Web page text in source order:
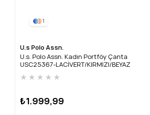
1
U.s Polo Assn.
U.s. Polo Assn. Kadın Portföy Çanta
USC25367-LACİVERT/KIRMIZI/BEYAZ
★ ★ ★ ★ ★
₺1.999,99